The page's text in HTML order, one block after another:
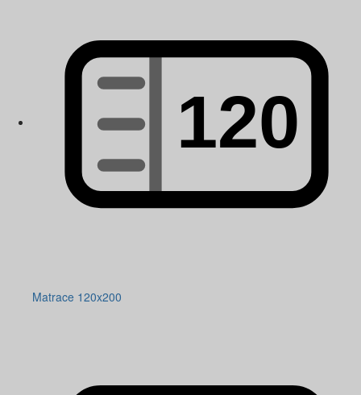
Matrace 120x200